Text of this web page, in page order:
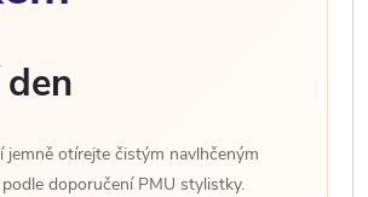
jemně otírejte čistým navlhčeným
doporučení PMU stylistky.